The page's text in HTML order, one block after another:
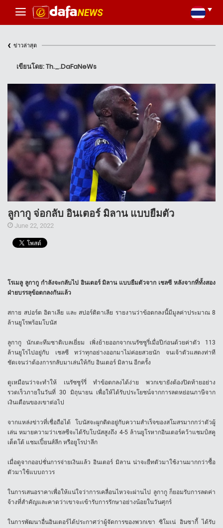
‹ ข่าวล่าสุด
เขียนโดย: Th._.DaFaNeWs
ลูกากู จ่อกลับ อินเตอร์ มิลาน แบบยืมตัว
June 22, 2022
โรเมลู ลูกากู กำลังจะกลับไป อินเตอร์ มิลาน แบบยืมตัวจาก เชลซี หลังจากที่ทั้งสอง
ฝ่ายบรรลุข้อตกลงกันแล้ว
สกาย สปอร์ต อิตาเลีย และ สปอร์ติตาเลีย รายงานว่าข้อตกลงนี้มีมูลค่าประมาณ 8
ล้านยูโรพร้อมโบนัส
ลูกากู นักเตะทีมชาติเบลเยี่ยม เพิ่งย้ายออกจากเนรัซซูรี่เมื่อปีก่อนด้วยค่าตัว 113
ล้านยูโรไปอยู่กับ เชลซี ทว่าทุกอย่างออกมาไม่ค่อยสวยนัก จนเจ้าตัวแสดงท่าที
ชัดเจนว่าต้องการกลับมาเล่นให้กับ อินเตอร์ มิลาน อีกครั้ง
ดูเหมือนว่าจะทำให้ เนรัซซูร์รี่ ทำข้อตกลงได้ง่าย พวกเขายังต้องปิดท้ายอย่าง
รวดเร็วภายในวันที่ 30 มิถุนายน เพื่อให้ได้รับประโยชน์จากการลดหย่อนภาษีจาก
เงินเดือนของเขาต่อไป
จากแหล่งข่าวที่เชื่อถือได้ โบนัสจะผูกติดอยู่กับความสำเร็จของสโมสรมากกว่าตัวผู้
เล่น หมายความว่าเชลซีจะได้รับโบนัสสูงถึง 4-5 ล้านยูโรหากอินเตอร์คว้าแชมป์สคู
เด็ตโต้ แชมเปี้ยนส์ลีก หรือยูโรปาลีก
เมื่อดูจากออปชั่นการจ่ายเงินแล้ว อินเตอร์ มิลาน น่าจะยืทตัวมาใช้งานมากกว่าซื้อ
ตัวมาใช้แบบถาวร
ในการเสนอราคาเพื่อให้แน่ใจว่าการเคลื่อนไหวจะผ่านไป ลูกากู ก็ยอมรับการลดค่า
จ้างที่สำคัญและคาดว่าเขาจะเข้ารับการรักษาอย่างน้อยในวันศุกร์
ในการพัฒนาอื่นอินเตอร์ได้ประกาศว่าผู้จัดการของพวกเขา ซิโมเน่ อินซากี้ ได้รับ